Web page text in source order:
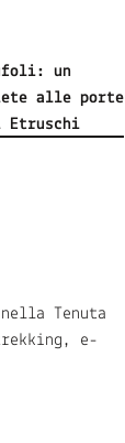
un
alle porte
Etruschi
Tenuta
e-